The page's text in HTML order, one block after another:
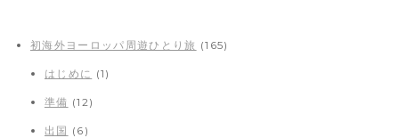
初海外ヨーロッパ周遊ひとり旅 (165)
はじめに (1)
準備 (12)
出国 (6)